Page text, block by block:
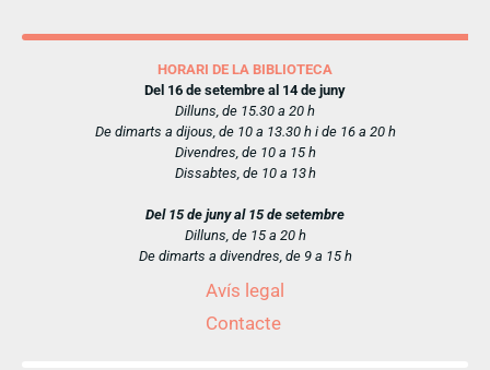
HORARI DE LA BIBLIOTECA
Del 16 de setembre al 14 de juny
Dilluns, de 15.30 a 20 h
De dimarts a dijous, de 10 a 13.30 h i de 16 a 20 h
Divendres, de 10 a 15 h
Dissabtes, de 10 a 13 h
Del 15 de juny al 15 de setembre
Dilluns, de 15 a 20 h
De dimarts a divendres, de 9 a 15 h
Avís legal
Contacte